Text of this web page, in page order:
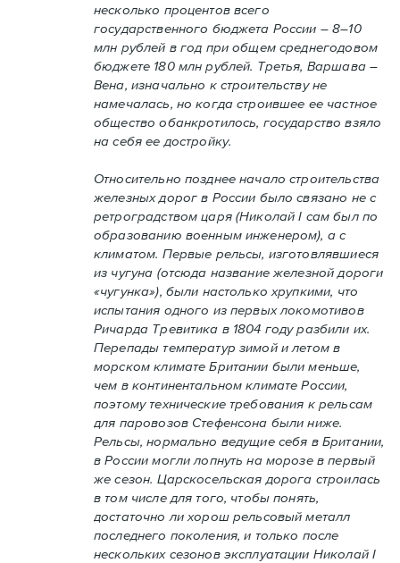
несколько процентов всего
государственного бюджета России – 8–10
млн рублей в год при общем среднегодовом
бюджете 180 млн рублей. Третья, Варшава –
Вена, изначально к строительству не
намечалась, но когда строившее ее частное
общество обанкротилось, государство взяло
на себя ее достройку.
Относительно позднее начало строительства
железных дорог в России было связано не с
ретроградством царя (Николай I сам был по
образованию военным инженером), а с
климатом. Первые рельсы, изготовлявшиеся
из чугуна (отсюда название железной дороги
«чугунка»), были настолько хрупкими, что
испытания одного из первых локомотивов
Ричарда Тревитика в 1804 году разбили их.
Перепады температур зимой и летом в
морском климате Британии были меньше,
чем в континентальном климате России,
поэтому технические требования к рельсам
для паровозов Стефенсона были ниже.
Рельсы, нормально ведущие себя в Британии,
в России могли лопнуть на морозе в первый
же сезон. Царскосельская дорога строилась
в том числе для того, чтобы понять,
достаточно ли хорош рельсовый металл
последнего поколения, и только после
нескольких сезонов эксплуатации Николай I